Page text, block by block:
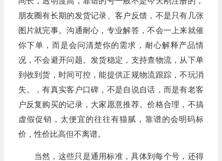
朋友圈有长期的发货记录、客户反馈，不是只有几张
图片就完事。沟通耐心，专业解答，不会一上来就催
你下单，而是会问清楚你的需求，耐心解释产品情
况，不会避开问题。发货稳定，支持查物流，从下单
到收到货，时间可控，能提供正规物流跟踪，不玩消
失。，有真实客户口碑，不是自说自话，而是有老客
户反复购买的记录，大家愿意推荐。价格合理，不搞
虚假促销，太便宜的往往有猫腻，靠谱的会明码标
价，性价比高但不离谱。
当然，这些只是通用标准，具体到每个号，还得